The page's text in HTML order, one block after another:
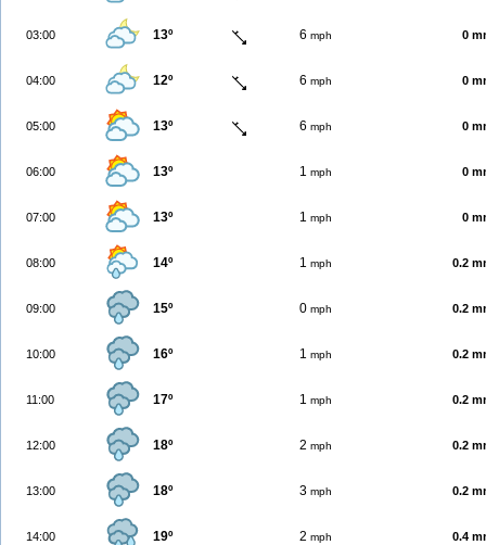
03:00 13º 6 mph 0
04:00 12º 6 mph 0
05:00 13º 6 mph 0
06:00 13º 1 mph 0
07:00 13º 1 mph 0
08:00 14º 1 mph 0.2
09:00 15º 0 mph 0.2
10:00 16º 1 mph 0.2
11:00 17º 1 mph 0.2
12:00 18º 2 mph 0.2
13:00 18º 3 mph 0.2
14:00 19º 2 mph 0.4